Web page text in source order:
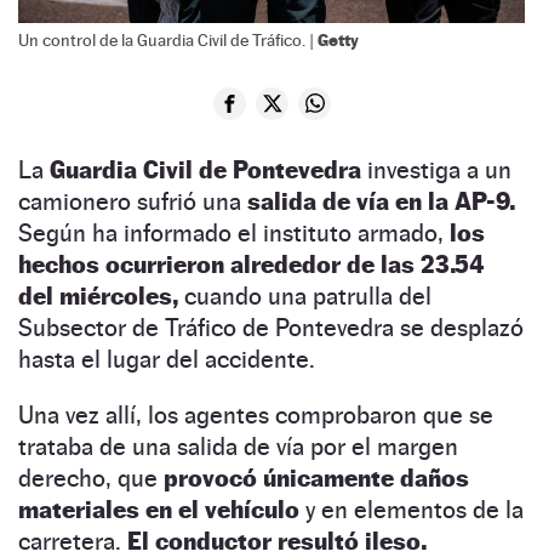
Un control de la Guardia Civil de Tráfico. | Getty
La Guardia Civil de Pontevedra investiga a un
camionero sufrió una salida de vía en la AP-9.
Según ha informado el instituto armado, los
hechos ocurrieron alrededor de las 23.54
del miércoles, cuando una patrulla del
Subsector de Tráfico de Pontevedra se desplazó
hasta el lugar del accidente.
Una vez allí, los agentes comprobaron que se
trataba de una salida de vía por el margen
derecho, que provocó únicamente daños
materiales en el vehículo y en elementos de la
carretera. El conductor resultó ileso.